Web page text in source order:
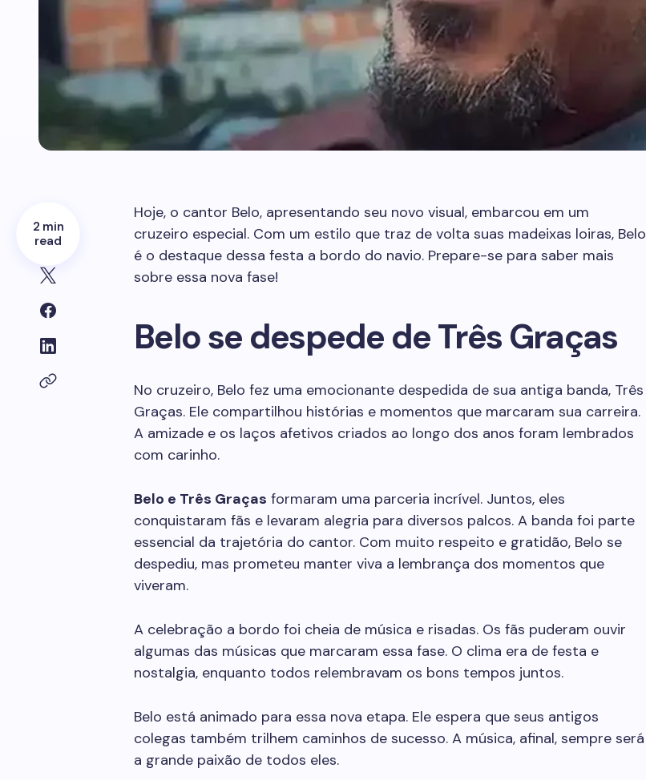
2 min
read
Hoje, o cantor Belo, apresentando seu novo visual, embarcou em um
cruzeiro especial. Com um estilo que traz de volta suas madeixas loiras, Belo
é o destaque dessa festa a bordo do navio. Prepare-se para saber mais
sobre essa nova fase!
Belo se despede de Três Graças
No cruzeiro, Belo fez uma emocionante despedida de sua antiga banda, Três
Graças. Ele compartilhou histórias e momentos que marcaram sua carreira.
A amizade e os laços afetivos criados ao longo dos anos foram lembrados
com carinho.
Belo e Três Graças formaram uma parceria incrível. Juntos, eles
conquistaram fãs e levaram alegria para diversos palcos. A banda foi parte
essencial da trajetória do cantor. Com muito respeito e gratidão, Belo se
despediu, mas prometeu manter viva a lembrança dos momentos que
viveram.
A celebração a bordo foi cheia de música e risadas. Os fãs puderam ouvir
algumas das músicas que marcaram essa fase. O clima era de festa e
nostalgia, enquanto todos relembravam os bons tempos juntos.
Belo está animado para essa nova etapa. Ele espera que seus antigos
colegas também trilhem caminhos de sucesso. A música, afinal, sempre será
a grande paixão de todos eles.